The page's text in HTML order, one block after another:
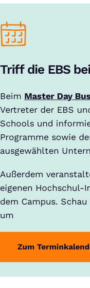
Triff die EBS
Beim Master Day
Vertreter der EBS
Schools und
Programme sowie
ausgewählten
Außerdem
eigenen Hochschul-
dem Campus.
um
Zum